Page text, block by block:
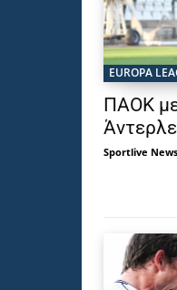
EUROPA
ΠΑΟΚ
Sportlive